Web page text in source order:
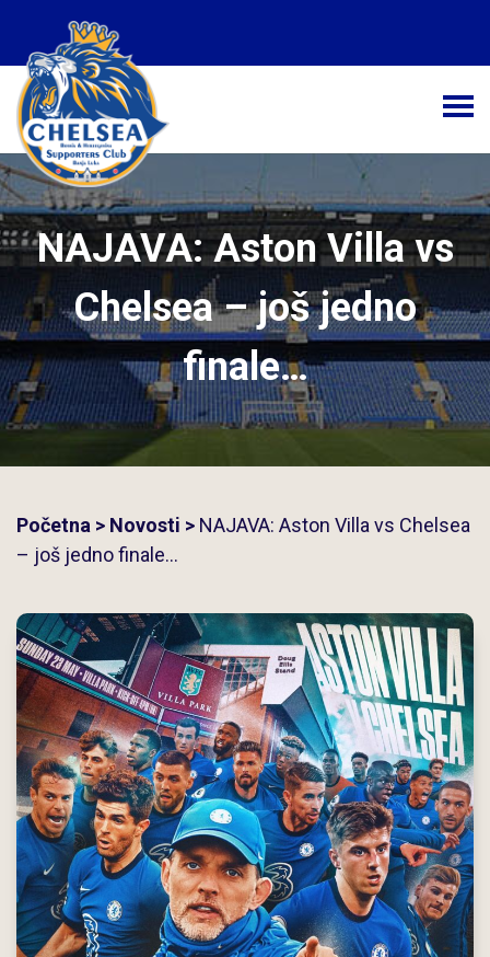
Početna
Novosti
Kolumne
Galerija
Kontakt
NAJAVA: Aston Villa vs
Chelsea – još jedno
finale…
Početna > Novosti > NAJAVA: Aston Villa vs Chelsea
– još jedno finale…